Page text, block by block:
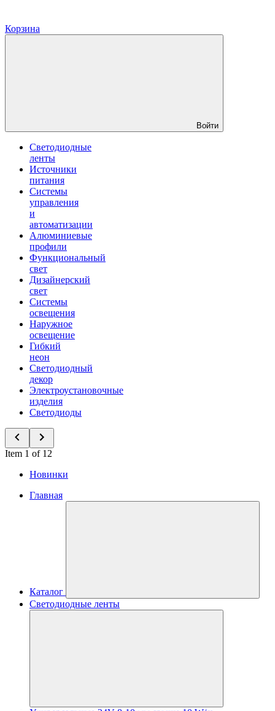
Корзина
Войти
Светодиодные
ленты
Источники
питания
Системы
управления
и
автоматизации
Алюминиевые
профили
Функциональный
свет
Дизайнерский
свет
Системы
освещения
Наружное
освещение
Гибкий
неон
Светодиодный
декор
Электроустановочные
изделия
Светодиоды
Item 1 of 12
Новинки
Главная
Каталог
Светодиодные ленты